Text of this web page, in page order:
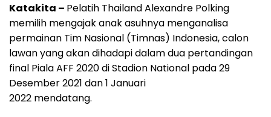
Katakita – Pelatih Thailand Alexandre Polking
memilih mengajak anak asuhnya menganalisa
permainan Tim Nasional (Timnas) Indonesia, calon
lawan yang akan dihadapi dalam dua pertandingan
final Piala AFF 2020 di Stadion National pada 29
Desember 2021 dan 1 Januari
2022 mendatang.